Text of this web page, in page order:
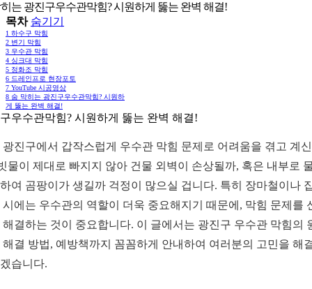
는 광진구우수관막힘? 시원하게 뚫는 완벽 해결!
목차 숨기기
1 하수구 막힘
2 변기 막힘
3 우수관 막힘
4 싱크대 막힘
5 정화조 막힘
6 드레인프로 현장포토
7 YouTube 시공영상
8 숨 막히는 광진구우수관막힘? 시원하
게 뚫는 완벽 해결!
우수관막힘? 시원하게 뚫는 완벽 해결!
광진구에서 갑작스럽게 우수관 막힘 문제로 어려움을 겪고 계
물이 제대로 빠지지 않아 건물 외벽이 손상될까, 혹은 내부로
여 곰팡이가 생길까 걱정이 많으실 겁니다. 특히 장마철이나
시에는 우수관의 역할이 더욱 중요해지기 때문에, 막힘 문제를
해결하는 것이 중요합니다. 이 글에서는 광진구 우수관 막힘의
해결 방법, 예방책까지 꼼꼼하게 안내하여 여러분의 고민을 해
습니다.